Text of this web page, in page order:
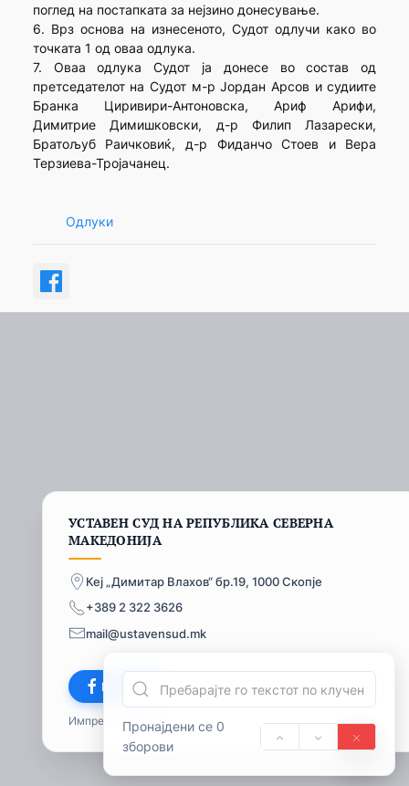
Пронајдени се 0
зборови
поглед на постапката за нејзино донесување.
6. Врз основа на изнесеното, Судот одлучи како во
точката 1 од оваа одлука.
7. Оваа одлука Судот ја донесе во состав од
претседателот на Судот м-р Јордан Арсов и судиите
Бранка Циривири-Антоновска, Ариф Арифи,
Димитрие Димишковски, д-р Филип Лазарески,
Братољуб Раичковиќ, д-р Фиданчо Стоев и Вера
Терзиева-Тројачанец.
Одлуки
УСТАВЕН СУД НА РЕПУБЛИКА СЕВЕРНА
МАКЕДОНИЈА
Кеј „Димитар Влахов“ бр.19, 1000 Скопје
+389 2 322 3626
mail@ustavensud.mk
Facebook
Импресум© 2026